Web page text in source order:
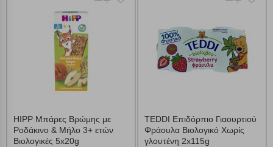
HIPP Μπάρες Βρώμης με
Ροδάκινο & Μήλο 3+ ετών
Βιολογικές 5x20g
TEDDI Επιδόρπιο Γιαουρτιού
Φράουλα Βιολογικό Χωρίς
γλουτένη 2x115g